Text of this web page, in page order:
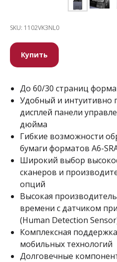
SKU: 1102VK3NL0
Купить
До 60/30 страниц
Удобный и интуитивно
дисплей панели
дюйма
Гибкие возможности
бумаги форматов A6-
Широкий выбор
сканеров и
опций
Высокая
времени с датчиком
(Human Detection
Комплексная
мобильных технологий
Долговечные